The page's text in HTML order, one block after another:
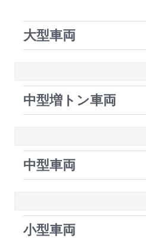
大型車両
中型増トン車両
中型車両
小型車両